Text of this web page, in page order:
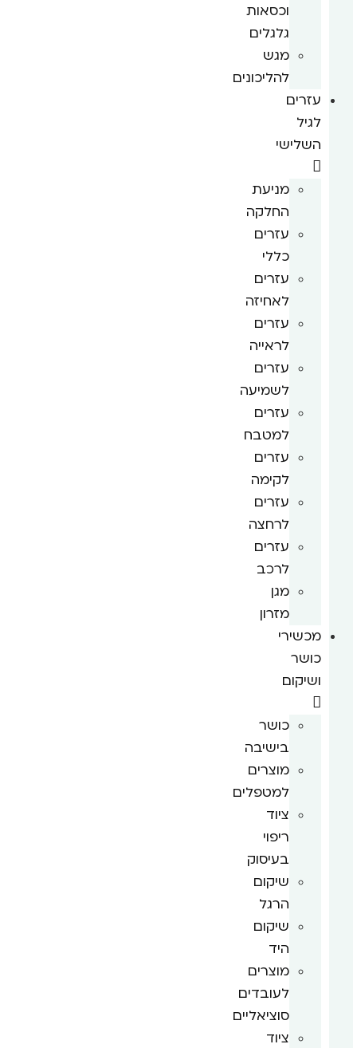
וכסאות
גלגלים
מגש
להליכונים
עזרים
לגיל
השלישי
מניעת
החלקה
עזרים
כללי
עזרים
לאחיזה
עזרים
לראייה
עזרים
לשמיעה
עזרים
למטבח
עזרים
לקימה
עזרים
לרחצה
עזרים
לרכב
מגן
מזרון
מכשירי
כושר
ושיקום
כושר
בישיבה
מוצרים
למטפלים
ציוד
ריפוי
בעיסוק
שיקום
הרגל
שיקום
היד
מוצרים
לעובדים
סוציאליים
ציוד